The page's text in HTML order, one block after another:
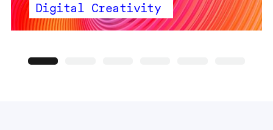
Digital Creativity